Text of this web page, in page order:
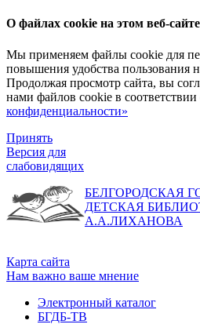
О файлах cookie на этом веб-сайте
Мы применяем файлы cookie для
повышения удобства пользования
Продолжая просмотр сайта, вы
нами файлов cookie в соответствии
конфиденциальности»
Принять
Версия для
слабовидящих
БЕЛГОРОДСКАЯ
ДЕТСКАЯ
А.А.ЛИХАНОВА
Карта сайта
Нам важно ваше мнение
Электронный каталог
БГДБ-ТВ